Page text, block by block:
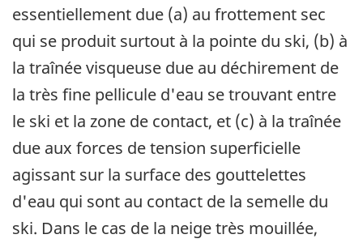
essentiellement due (a) au frottement sec
qui se produit surtout à la pointe du ski, (b) à
la traînée visqueuse due au déchirement de
la très fine pellicule d'eau se trouvant entre
le ski et la zone de contact, et (c) à la traînée
due aux forces de tension superficielle
agissant sur la surface des gouttelettes
d'eau qui sont au contact de la semelle du
ski. Dans le cas de la neige très mouillée,